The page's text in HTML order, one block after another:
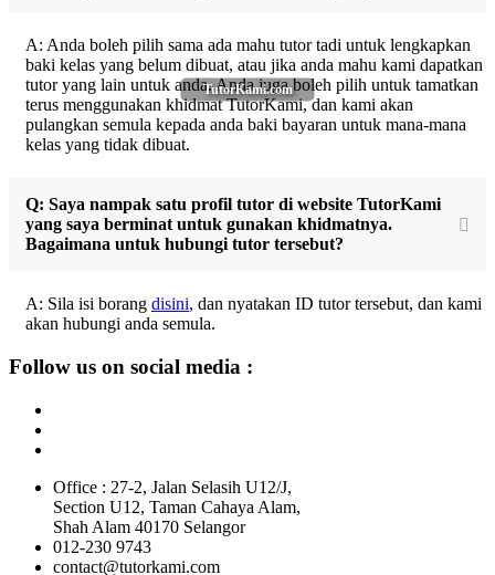
TutorKami.com
A: Anda boleh pilih sama ada mahu tutor tadi untuk lengkapkan
baki kelas yang belum dibuat, atau jika anda mahu kami dapatkan
tutor yang lain untuk anda. Anda juga boleh pilih untuk tamatkan
terus menggunakan khidmat TutorKami, dan kami akan
pulangkan semula kepada anda baki bayaran untuk mana-mana
kelas yang tidak dibuat.
Q: Saya nampak satu profil tutor di website TutorKami
yang saya berminat untuk gunakan khidmatnya.
Bagaimana untuk hubungi tutor tersebut?
A: Sila isi borang disini, dan nyatakan ID tutor tersebut, dan kami
akan hubungi anda semula.
Follow us on social media :
Office : 27-2, Jalan Selasih U12/J,
Section U12, Taman Cahaya Alam,
Shah Alam 40170 Selangor
012-230 9743
contact@tutorkami.com